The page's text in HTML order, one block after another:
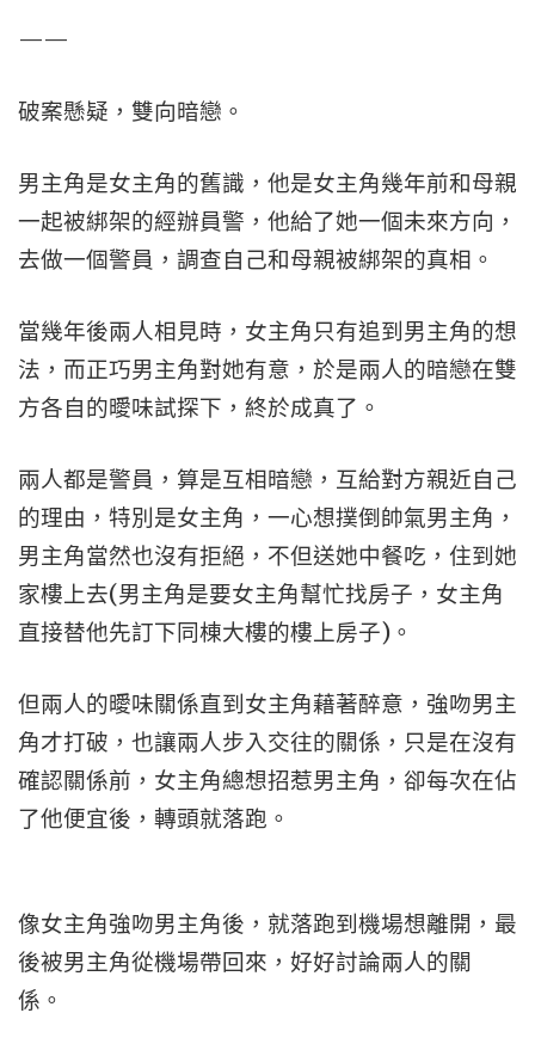
——
破案懸疑，雙向暗戀。
男主角是女主角的舊識，他是女主角幾年前和母親
一起被綁架的經辦員警，他給了她一個未來方向，
去做一個警員，調查自己和母親被綁架的真相。
當幾年後兩人相見時，女主角只有追到男主角的想
法，而正巧男主角對她有意，於是兩人的暗戀在雙
方各自的曖味試探下，終於成真了。
兩人都是警員，算是互相暗戀，互給對方親近自己
的理由，特別是女主角，一心想撲倒帥氣男主角，
男主角當然也沒有拒絕，不但送她中餐吃，住到她
家樓上去(男主角是要女主角幫忙找房子，女主角
直接替他先訂下同棟大樓的樓上房子)。
但兩人的曖味關係直到女主角藉著醉意，強吻男主
角才打破，也讓兩人步入交往的關係，只是在沒有
確認關係前，女主角總想招惹男主角，卻每次在佔
了他便宜後，轉頭就落跑。
像女主角強吻男主角後，就落跑到機場想離開，最
後被男主角從機場帶回來，好好討論兩人的關
係。